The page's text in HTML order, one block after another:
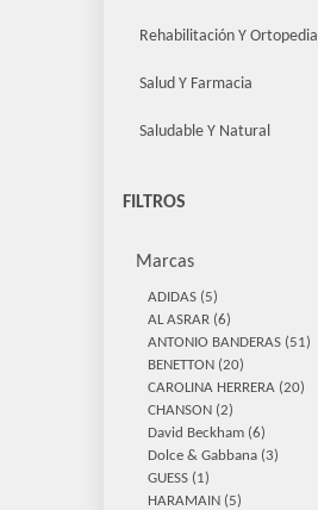
Rehabilitación Y Ortopedia
Salud Y Farmacia
Saludable Y Natural
FILTROS
Marcas
ADIDAS (5)
AL ASRAR (6)
ANTONIO BANDERAS (51)
BENETTON (20)
CAROLINA HERRERA (20)
CHANSON (2)
David Beckham (6)
Dolce & Gabbana (3)
GUESS (1)
HARAMAIN (5)